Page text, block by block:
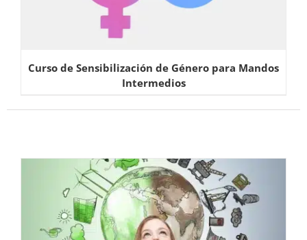
Curso de Sensibilización de Género para Mandos
Intermedios